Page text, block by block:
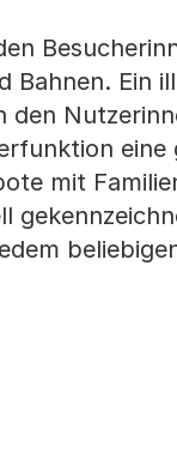
Bahnen. Ein
den
eine
mit